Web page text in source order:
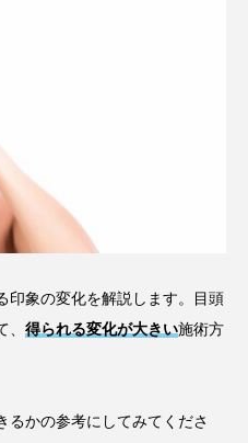
印象の変化を解説します。目頭
得られる変化が大きい施術方
るかの参考にしてみてくださ